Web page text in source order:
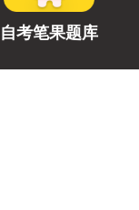
自考笔果题库